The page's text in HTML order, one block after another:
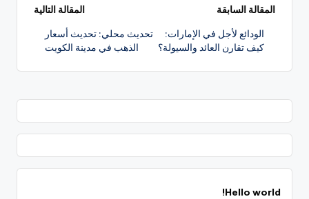
تصفّح
المقالات
المقالة السابقة
الودائع لأجل في الإمارات:
كيف تقارن العائد والسيولة؟
المقالة التالية
تحديث محلي: تحديث أسعار
الذهب في مدينة الكويت
Hello world!